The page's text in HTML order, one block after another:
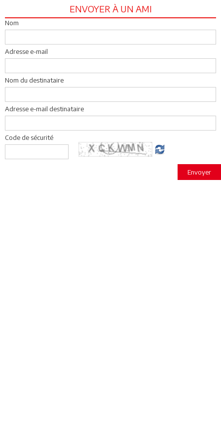
ENVOYER À UN AMI
Nom
Adresse e-mail
Nom du destinataire
Adresse e-mail destinataire
Code de sécurité
Envoyer